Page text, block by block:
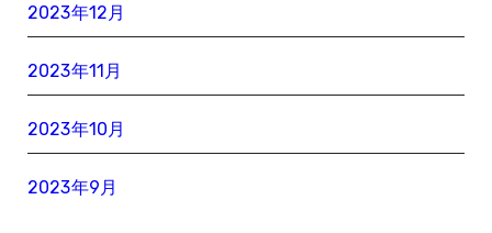
2023年12月
2023年11月
2023年10月
2023年9月